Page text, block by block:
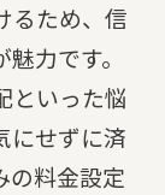
るため、信
力です。
といった悩
にせずに済
の料金設定